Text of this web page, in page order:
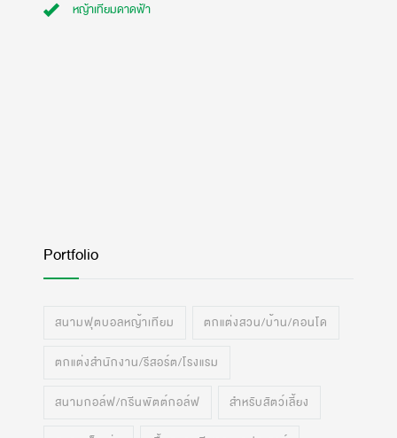
หญ้าเทียมดาดฟ้า
Portfolio
สนามฟุตบอลหญ้าเทียม ตกแต่งสวน/บ้าน/คอนโด
ตกแต่งสำนักงาน/รีสอร์ต/โรงแรม
สนามกอล์ฟ/กรีนพัตต์กอล์ฟ สำหรับสัตว์เลี้ยง